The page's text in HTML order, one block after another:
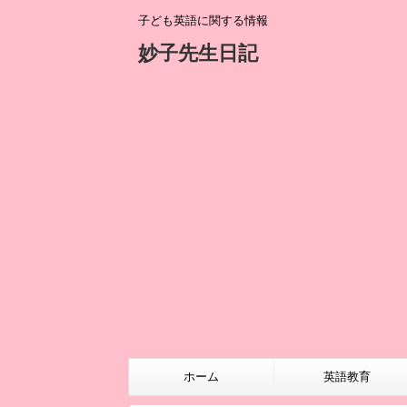
子ども英語に関する情報
妙子先生日記
ホーム 英語教育